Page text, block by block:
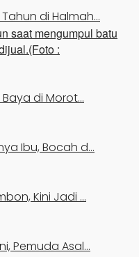
di Halmah…
Baya di Morot…
Ibu, Bocah d…
Kini Jadi …
Pemuda Asal…